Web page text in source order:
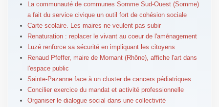
La communauté de communes Somme Sud-Ouest (Somme)
a fait du service civique un outil fort de cohésion sociale
Carte scolaire. Les maires ne veulent pas subir
Renaturation : replacer le vivant au coeur de l'aménagement
Luzé renforce sa sécurité en impliquant les citoyens
Renaud Pfeffer, maire de Mornant (Rhône), affiche l'art dans
l'espace public
Sainte-Pazanne face à un cluster de cancers pédiatriques
Concilier exercice du mandat et activité professionnelle
Organiser le dialogue social dans une collectivité